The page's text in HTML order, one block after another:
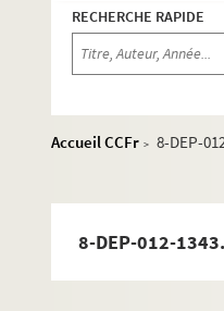
RECHERCHE RAPIDE
Accueil CCFr > 8-DEP-
8-DEP-012-
Rue du
Rue Gérando